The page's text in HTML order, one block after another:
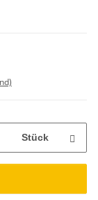
Stück